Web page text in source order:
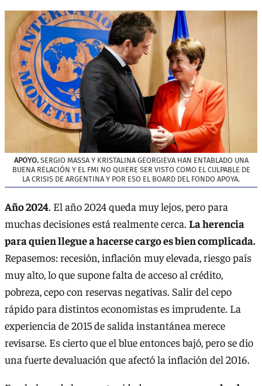
APOYO.SERGIO MASSA Y KRISTALINA GEORGIEVA HAN ENTABLADO UNA
BUENA RELACIÓN Y EL FMI NO QUIERE SER VISTO COMO EL CULPABLE DE
LA CRISIS DE ARGENTINA Y POR ESO EL BOARD DEL FONDO APOYA.
Año 2024. El año 2024 queda muy lejos, pero para
muchas decisiones está realmente cerca. La herencia
para quien llegue a hacerse cargo es bien complicada.
Repasemos: recesión, inflación muy elevada, riesgo país
muy alto, lo que supone falta de acceso al crédito,
pobreza, cepo con reservas negativas. Salir del cepo
rápido para distintos economistas es imprudente. La
experiencia de 2015 de salida instantánea merece
revisarse. Es cierto que el blue entonces bajó, pero se dio
una fuerte devaluación que afectó la inflación del 2016.